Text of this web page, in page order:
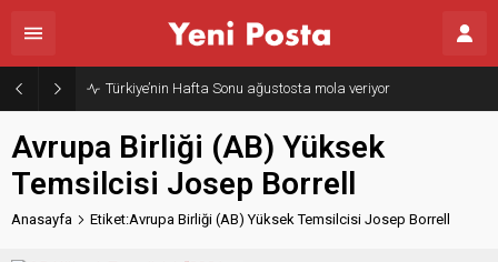
Türkiye’nin Hafta Sonu ağustosta mola veriyor
Avrupa Birliği (AB) Yüksek
Temsilcisi Josep Borrell
Anasayfa Etiket:Avrupa Birliği (AB) Yüksek Temsilcisi Josep Borrell